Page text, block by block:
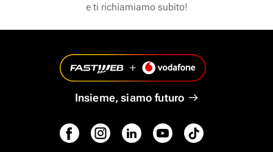
e ti richiamiamo subito!
Insieme, siamo futuro